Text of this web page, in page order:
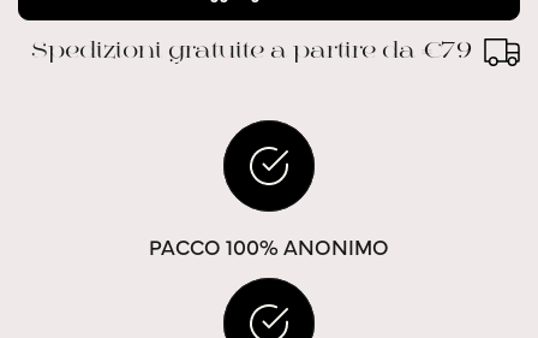
Spedizioni gratuite a partire da €79
PACCO 100% ANONIMO